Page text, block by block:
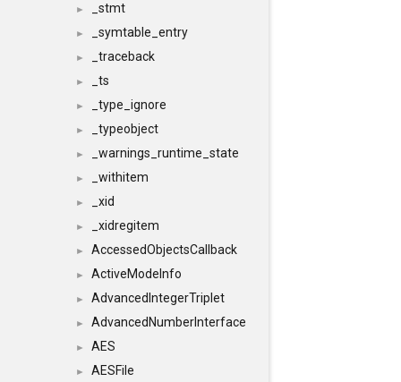
► _stmt
► _symtable_entry
► _traceback
► _ts
► _type_ignore
► _typeobject
► _warnings_runtime_state
► _withitem
► _xid
► _xidregitem
► AccessedObjectsCallback
► ActiveModeInfo
► AdvancedIntegerTriplet
► AdvancedNumberInterface
► AES
► AESFile